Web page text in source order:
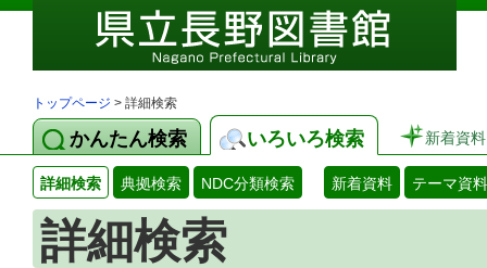
トップページ > 詳細検索
かんたん検索 いろいろ検索 新着資料
詳細検索 典拠検索 NDC分類検索 新着資料 テーマ資料
詳細検索